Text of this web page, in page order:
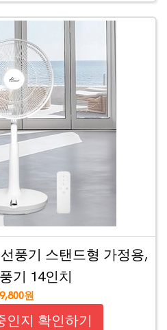
풍기 스탠드형 가정용,
기 14인치
원
인지 확인하기